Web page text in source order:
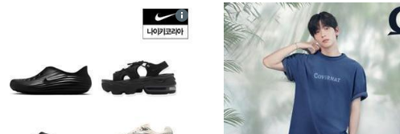
상
세
15